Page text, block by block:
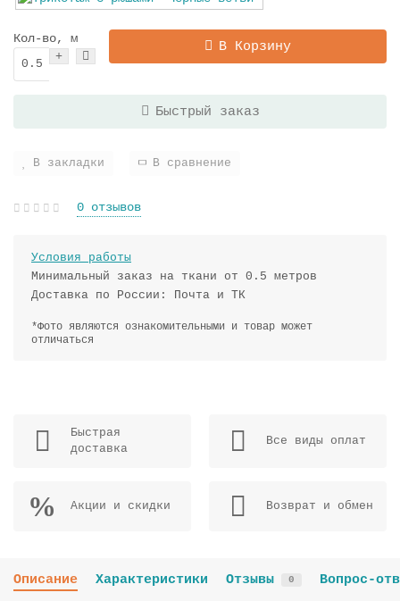
Кол-во, м В Корзину
Быстрый заказ
В закладки В сравнение
0 отзывов
Условия работы
Минимальный заказ на ткани от 0.5 метров
Доставка по России: Почта и ТК
*Фото являются ознакомительными и товар может
отличаться
Быстрая
доставка
Все виды оплат
Акции и скидки Возврат и обмен
Описание Характеристики Отзывы 0 Вопрос-